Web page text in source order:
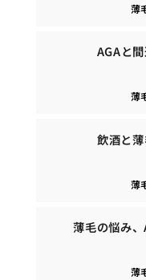
薄
AGAと
薄
飲酒と
薄
薄毛の悩み
薄